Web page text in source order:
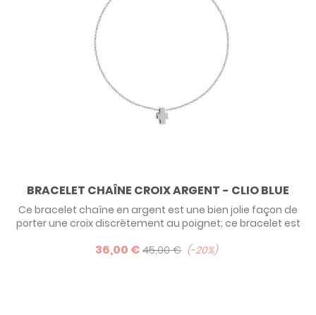
BRACELET CHAÎNE CROIX ARGENT - CLIO BLUE
Ce bracelet chaîne en argent est une bien jolie façon de
porter une croix discrètement au poignet; ce bracelet est
(poignet femme).
36,00 € 45,00 € -20%